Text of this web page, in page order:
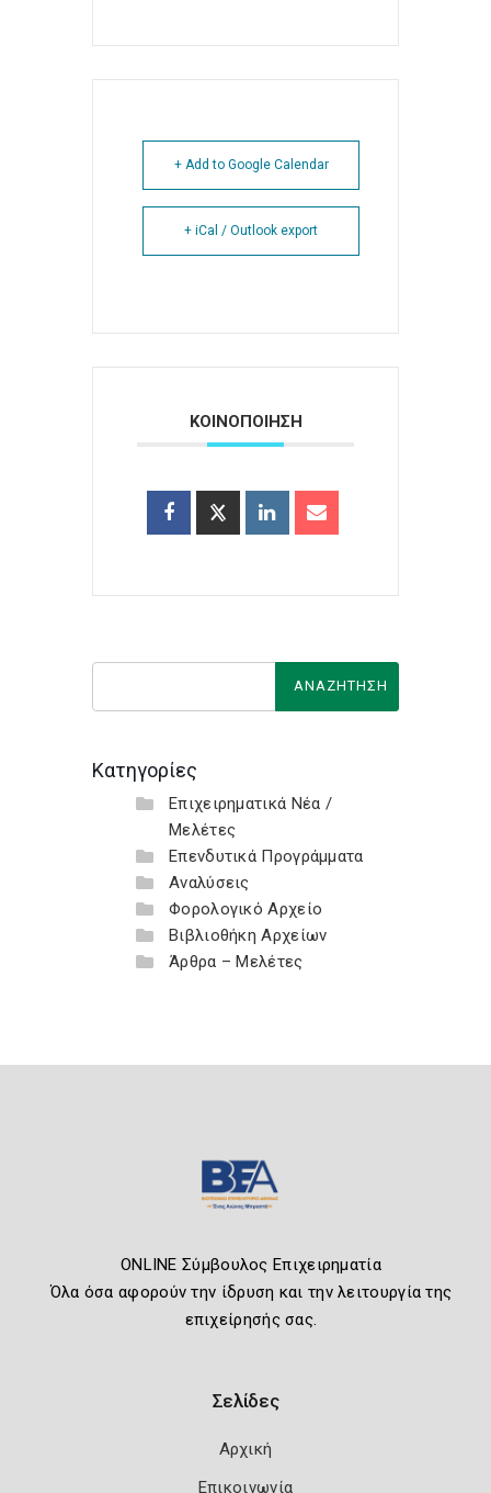
+ Add to Google Calendar
+ iCal / Outlook export
ΚΟΙΝΟΠΟΙΗΣΗ
Κατηγορίες
Επιχειρηματικά Νέα /
Μελέτες
Επενδυτικά Προγράμματα
Αναλύσεις
Φορολογικό Αρχείο
Βιβλιοθήκη Αρχείων
Άρθρα – Μελέτες
ONLINE Σύμβουλος Επιχειρηματία
Όλα όσα αφορούν την ίδρυση και την λειτουργία της
επιχείρησής σας.
Σελίδες
Αρχική
Επικοινωνία